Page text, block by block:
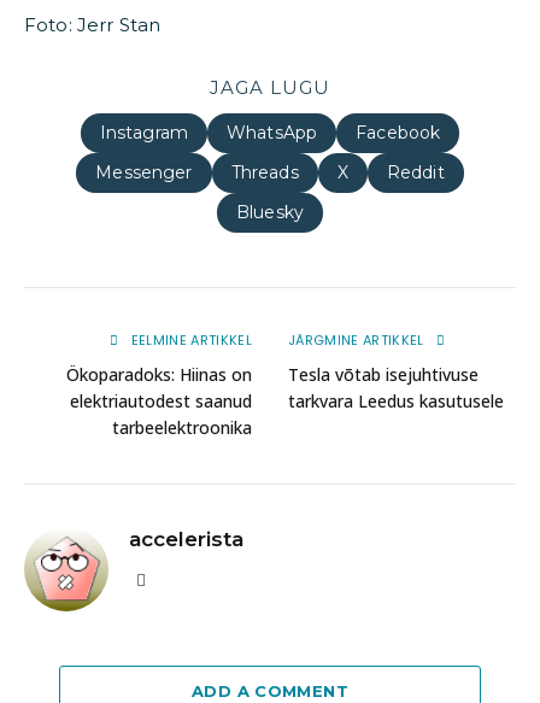
Foto: Jerr Stan
JAGA LUGU
Instagram WhatsApp
Facebook
Messenger
Threads X
Reddit
Bluesky
EELMINE ARTIKKEL
Ökoparadoks: Hiinas on
elektriautodest saanud
tarbeelektroonika
JÄRGMINE ARTIKKEL
Tesla võtab isejuhtivuse
tarkvara Leedus kasutusele
accelerista
ADD A COMMENT